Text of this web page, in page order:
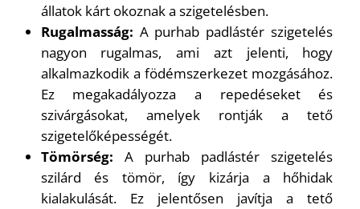
állatok kárt okoznak a szigetelésben.
Rugalmasság: A purhab padlástér szigetelés
nagyon rugalmas, ami azt jelenti, hogy
alkalmazkodik a födémszerkezet mozgásához.
Ez megakadályozza a repedéseket és
szivárgásokat, amelyek rontják a tető
szigetelőképességét.
Tömörség: A purhab padlástér szigetelés
szilárd és tömör, így kizárja a hőhidak
kialakulását. Ez jelentősen javítja a tető